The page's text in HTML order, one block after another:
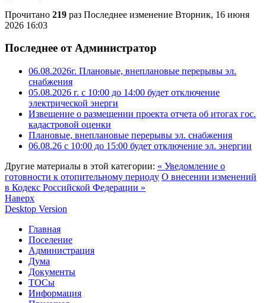
Прочитано 219 раз Последнее изменение Вторник, 16 июня
2026 16:03
Последнее от Администратор
06.08.2026г. Плановые, внеплановые перерывы эл.
снабжения
05.08.2026 г. с 10:00 до 14:00 будет отключение
электрической энерги
Извещение о размещении проекта отчета об итогах гос.
кадастровой оценки
Плановые, внеплановые перерывы эл. снабжения
06.08.26 с 10:00 до 15:00 будет отключение эл. энергии
Другие материалы в этой категории: « Уведомление о
готовности к отопительному периоду О внесении изменений
в Кодекс Российской Федерации »
Наверх
Desktop Version
Главная
Поселение
Администрация
Дума
Документы
ТОСы
Информация